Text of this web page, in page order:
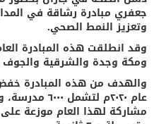
جعفري مبادرة رشاقة في
وتعزيز النمط الصحي.
ومكة وجدة والشرقية
والهدف من هذه المبادرة